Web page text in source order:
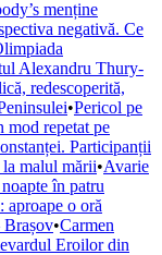
menține
negativă. Ce
Alexandru Thury-
redescoperită,
•Pericol pe
mod repetat pe
Participanții
la malul mării•Avarie
în patru
aproape o oră
Brașov•Carmen
Eroilor din